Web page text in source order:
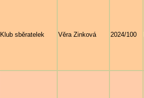
Klub sběratelek Věra Zinková 2024/100